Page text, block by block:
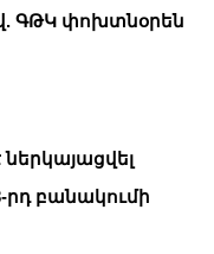
ԳԹԿ փոխտնօրեն
բանակումի